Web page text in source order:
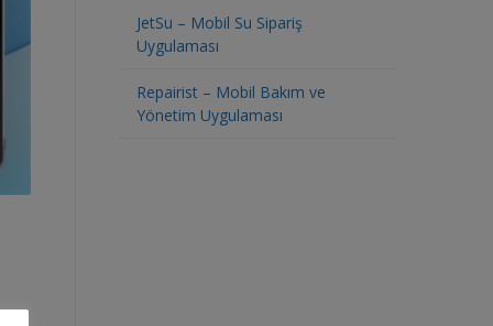
JetSu – Mobil Su Sipariş
Uygulaması
Repairist – Mobil Bakım ve
Yönetim Uygulaması